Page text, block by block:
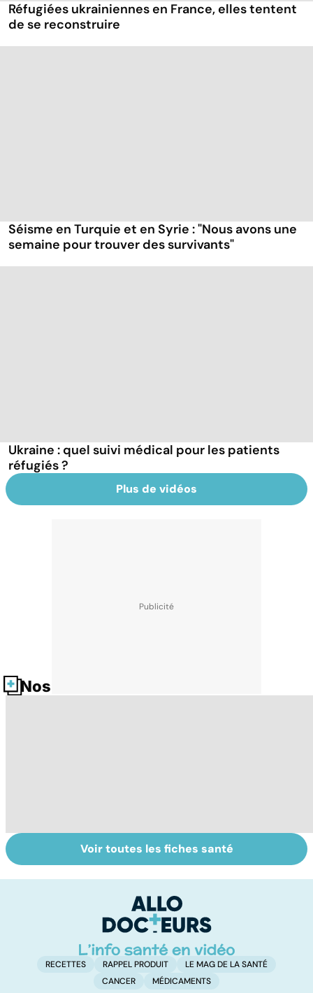
Réfugiées ukrainiennes en France, elles tentent
de se reconstruire
Séisme en Turquie et en Syrie : "Nous avons une
semaine pour trouver des survivants"
Ukraine : quel suivi médical pour les patients
réfugiés ?
Plus de vidéos
Nos fiches santé
Tout savoir sur
les infections
Inflammation des
amygdales : que
d'angine ?
Voir toutes les fiches santé
RECETTES RAPPEL PRODUIT
LE MAG DE LA SANTÉ
CANCER
MÉDICAMENTS